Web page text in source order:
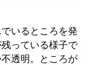
いるところを発
っている様子で
透明。ところが